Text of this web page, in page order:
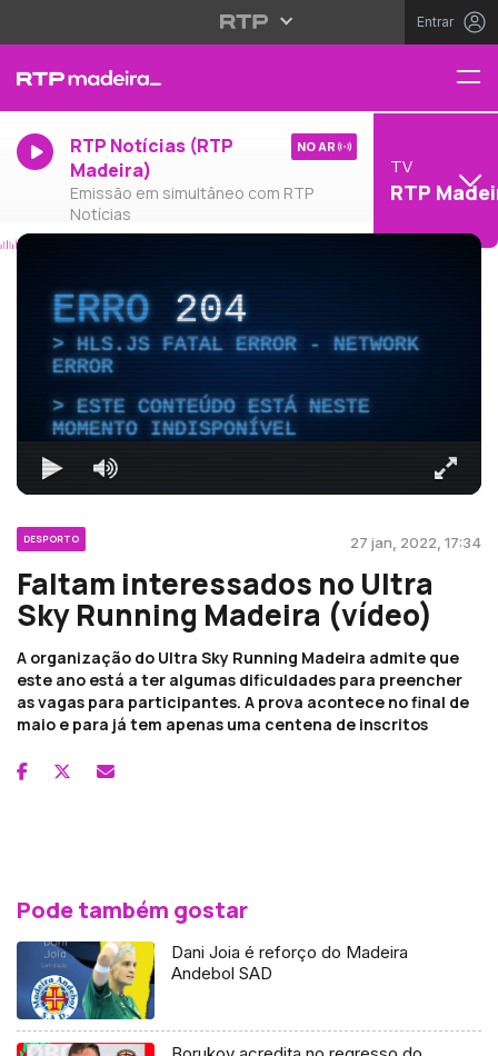
Entrar
RTP Notícias (RTP
Madeira)
Emissão em simultâneo com RTP
Notícias
NO AR
TV
RTP
ERRO204
HLS.JS FATAL ERROR - NETWORK
ERROR
ESTE CONTEÚDO ESTÁ NESTE
MOMENTO INDISPONÍVEL
DESPORTO 27 jan, 2022, 17:34
Faltam interessados no Ultra
Sky Running Madeira (vídeo)
A organização do Ultra Sky Running Madeira admite que
este ano está a ter algumas dificuldades para preencher
as vagas para participantes. A prova acontece no final de
maio e para já tem apenas uma centena de inscritos
Pode também gostar
Dani Joia é reforço do Madeira
Andebol SAD